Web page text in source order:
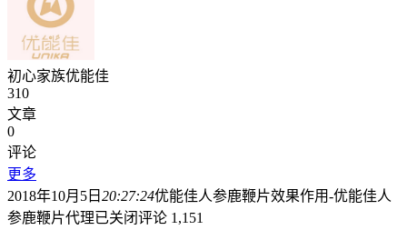
初心家族优能佳
310
文章
0
评论
更多
2018年10月5日 20:27:24优能佳人参鹿鞭片效果作用-优能佳人
参鹿鞭片代理已关闭评论 1,151